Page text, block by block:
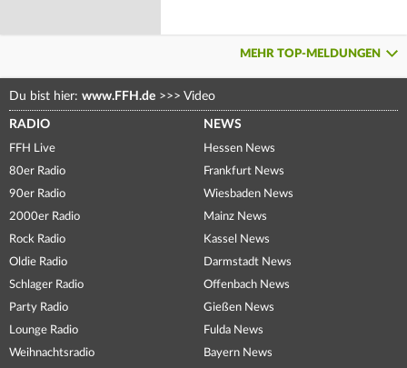
MEHR TOP-MELDUNGEN
Du bist hier: www.FFH.de >>> Video
RADIO
FFH Live
80er Radio
90er Radio
2000er Radio
Rock Radio
Oldie Radio
Schlager Radio
Party Radio
Lounge Radio
Weihnachtsradio
NEWS
Hessen News
Frankfurt News
Wiesbaden News
Mainz News
Kassel News
Darmstadt News
Offenbach News
Gießen News
Fulda News
Bayern News